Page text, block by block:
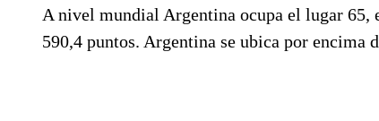
A nivel mundial Argentina ocupa el lugar 65,
590,4 puntos. Argentina se ubica por encima